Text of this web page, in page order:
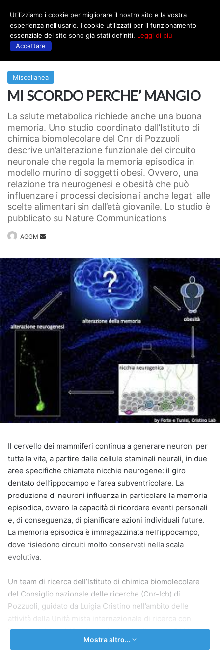
Miscellanea
MI SCORDO PERCHE’ MANGIO
La salute metabolica richiede anche una buona
memoria. Uno studio coordinato dall’Istituto di
chimica biomolecolare del Cnr di Pozzuoli
descrive un’alterazione funzionale del circuito
neuronale che regola la memoria episodica in
modello murino di soggetti obesi. Ovvero, una
relazione tra neurogenesi e obesità che può
influenzare i processi decisionali anche legati alle
scelte alimentari sin dall’età giovanile. Lo studio è
pubblicato su Nature Communications
AGGM
Invia
Il cervello dei mammiferi continua a generare neuroni per
tutta la vita, a partire dalle cellule staminali neurali, in due
aree specifiche chiamate nicchie neurogene: il giro
dentato dell’ippocampo e l’area subventricolare. La
produzione di neuroni influenza in particolare la memoria
episodica, ovvero la capacità di ricordare eventi personali
e, di conseguenza, di pianificare azioni individuali future.
La memoria episodica è immagazzinata nell’ippocampo,
dove risiedono circuiti molto conservati nella scala
evolutiva.
Un team di ricerca dell’Istituto di chimica biomolecolare
del Consiglio nazionale delle ricerche (Cnr-Icb) di
Pozzuoli, guidato da Luigia Cristino nell’ambito delle
attività della Unità mista internazionale di ricerca con
l’Université Laval (Quebec), diretta da Vincenzo Di Marzo
(Cnr-Icb), ha dimostrato nel modello murino che giovani
Mostra altro...
Utilizziamo i cookie per migliorare il nostro sito e la vostra
esperienza nell'usarlo. I cookie utilizzati per il funzionamento
essenziale del sito sono già stati definiti. Leggi di più
Accettare